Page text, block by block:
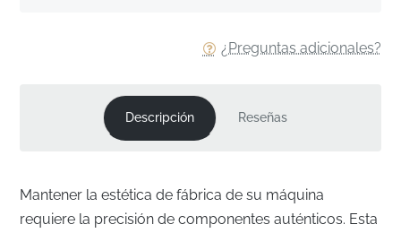
¿Preguntas adicionales?
Descripción Reseñas
Mantener la estética de fábrica de su máquina
requiere la precisión de componentes auténticos. Esta